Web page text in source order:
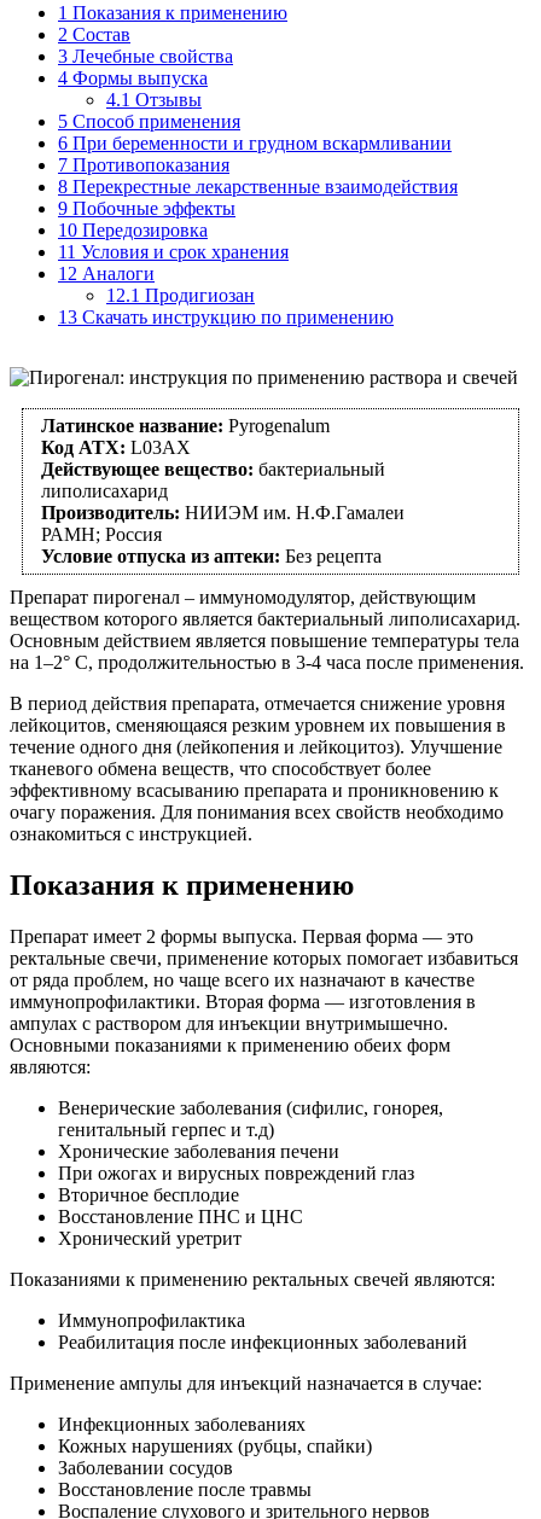
1 Показания к применению
2 Состав
3 Лечебные свойства
4 Формы выпуска
4.1 Отзывы
5 Способ применения
6 При беременности и грудном вскармливании
7 Противопоказания
8 Перекрестные лекарственные взаимодействия
9 Побочные эффекты
10 Передозировка
11 Условия и срок хранения
12 Аналоги
12.1 Продигиозан
13 Скачать инструкцию по применению
Латинское название: Pyrogenalum
Код АТХ: L03AX
Действующее вещество: бактериальный
липолисахарид
Производитель: НИИЭМ им. Н.Ф.Гамалеи
РАМН; Россия
Условие отпуска из аптеки: Без рецепта
Препарат пирогенал – иммуномодулятор, действующим
веществом которого является бактериальный липолисахарид.
Основным действием является повышение температуры тела
на 1–2° C, продолжительностью в 3-4 часа после применения.
В период действия препарата, отмечается снижение уровня
лейкоцитов, сменяющаяся резким уровнем их повышения в
течение одного дня (лейкопения и лейкоцитоз). Улучшение
тканевого обмена веществ, что способствует более
эффективному всасыванию препарата и проникновению к
очагу поражения. Для понимания всех свойств необходимо
ознакомиться с инструкцией.
Показания к применению
Препарат имеет 2 формы выпуска. Первая форма — это
ректальные свечи, применение которых помогает избавиться
от ряда проблем, но чаще всего их назначают в качестве
иммунопрофилактики. Вторая форма — изготовления в
ампулах с раствором для инъекции внутримышечно.
Основными показаниями к применению обеих форм
являются:
Венерические заболевания (сифилис, гонорея,
генитальный герпес и т.д)
Хронические заболевания печени
При ожогах и вирусных повреждений глаз
Вторичное бесплодие
Восстановление ПНС и ЦНС
Хронический уретрит
Показаниями к применению ректальных свечей являются:
Иммунопрофилактика
Реабилитация после инфекционных заболеваний
Применение ампулы для инъекций назначается в случае:
Инфекционных заболеваниях
Кожных нарушениях (рубцы, спайки)
Заболевании сосудов
Восстановление после травмы
Воспаление слухового и зрительного нервов